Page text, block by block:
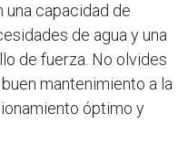
una capacidad de
de agua y una
de fuerza. No olvides
mantenimiento a la
óptimo y